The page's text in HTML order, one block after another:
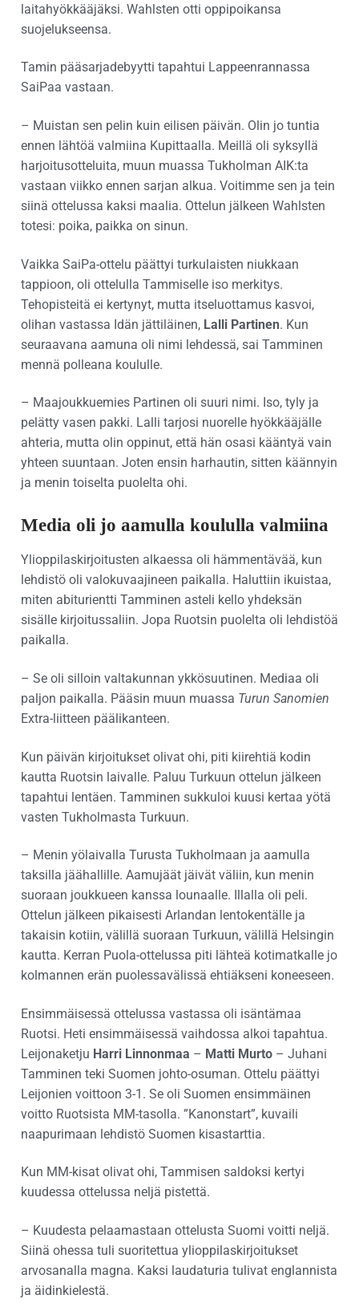
laitahyökkääjäksi. Wahlsten otti oppipoikansa
suojelukseensa.
Tamin pääsarjadebyytti tapahtui Lappeenrannassa
SaiPaa vastaan.
– Muistan sen pelin kuin eilisen päivän. Olin jo tuntia
ennen lähtöä valmiina Kupittaalla. Meillä oli syksyllä
harjoitusotteluita, muun muassa Tukholman AIK:ta
vastaan viikko ennen sarjan alkua. Voitimme sen ja tein
siinä ottelussa kaksi maalia. Ottelun jälkeen Wahlsten
totesi: poika, paikka on sinun.
Vaikka SaiPa-ottelu päättyi turkulaisten niukkaan
tappioon, oli ottelulla Tammiselle iso merkitys.
Tehopisteitä ei kertynyt, mutta itseluottamus kasvoi,
olihan vastassa Idän jättiläinen, Lalli Partinen. Kun
seuraavana aamuna oli nimi lehdessä, sai Tamminen
mennä polleana koululle.
– Maajoukkuemies Partinen oli suuri nimi. Iso, tyly ja
pelätty vasen pakki. Lalli tarjosi nuorelle hyökkääjälle
ahteria, mutta olin oppinut, että hän osasi kääntyä vain
yhteen suuntaan. Joten ensin harhautin, sitten käännyin
ja menin toiselta puolelta ohi.
Media oli jo aamulla koululla valmiina
Ylioppilaskirjoitusten alkaessa oli hämmentävää, kun
lehdistö oli valokuvaajineen paikalla. Haluttiin ikuistaa,
miten abiturientti Tamminen asteli kello yhdeksän
sisälle kirjoitussaliin. Jopa Ruotsin puolelta oli lehdistöä
paikalla.
– Se oli silloin valtakunnan ykkösuutinen. Mediaa oli
paljon paikalla. Pääsin muun muassa Turun Sanomien
Extra-liitteen päälikanteen.
Kun päivän kirjoitukset olivat ohi, piti kiirehtiä kodin
kautta Ruotsin laivalle. Paluu Turkuun ottelun jälkeen
tapahtui lentäen. Tamminen sukkuloi kuusi kertaa yötä
vasten Tukholmasta Turkuun.
– Menin yölaivalla Turusta Tukholmaan ja aamulla
taksilla jäähallille. Aamujäät jäivät väliin, kun menin
suoraan joukkueen kanssa lounaalle. Illalla oli peli.
Ottelun jälkeen pikaisesti Arlandan lentokentälle ja
takaisin kotiin, välillä suoraan Turkuun, välillä Helsingin
kautta. Kerran Puola-ottelussa piti lähteä kotimatkalle jo
kolmannen erän puolessavälissä ehtiäkseni koneeseen.
Ensimmäisessä ottelussa vastassa oli isäntämaa
Ruotsi. Heti ensimmäisessä vaihdossa alkoi tapahtua.
Leijonaketju Harri Linnonmaa – Matti Murto – Juhani
Tamminen teki Suomen johto-osuman. Ottelu päättyi
Leijonien voittoon 3-1. Se oli Suomen ensimmäinen
voitto Ruotsista MM-tasolla. ”Kanonstart”, kuvaili
naapurimaan lehdistö Suomen kisastarttia.
Kun MM-kisat olivat ohi, Tammisen saldoksi kertyi
kuudessa ottelussa neljä pistettä.
– Kuudesta pelaamastaan ottelusta Suomi voitti neljä.
Siinä ohessa tuli suoritettua ylioppilaskirjoitukset
arvosanalla magna. Kaksi laudaturia tulivat englannista
ja äidinkielestä.